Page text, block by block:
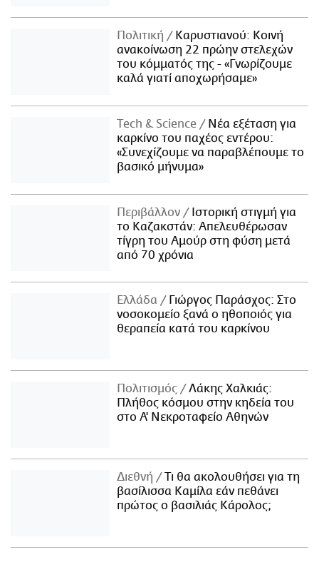
Πολιτική
Καρυστιανού: Κοινή
ανακοίνωση 22 πρώην στελεχών
του κόμματός της - «Γνωρίζουμε
καλά γιατί αποχωρήσαμε»
Τech & Science
Νέα εξέταση για
καρκίνο του παχέος εντέρου:
«Συνεχίζουμε να παραβλέπουμε το
βασικό μήνυμα»
Περιβάλλον
Ιστορική στιγμή για
το Καζακστάν: Απελευθέρωσαν
τίγρη του Αμούρ στη φύση μετά
από 70 χρόνια
Ελλάδα
Γιώργος Παράσχος: Στο
νοσοκομείο ξανά ο ηθοποιός για
θεραπεία κατά του καρκίνου
Πολιτισμός
Λάκης Χαλκιάς:
Πλήθος κόσμου στην κηδεία του
στο Α' Νεκροταφείο Αθηνών
Διεθνή
Τι θα ακολουθήσει για τη
βασίλισσα Καμίλα εάν πεθάνει
πρώτος ο βασιλιάς Κάρολος;